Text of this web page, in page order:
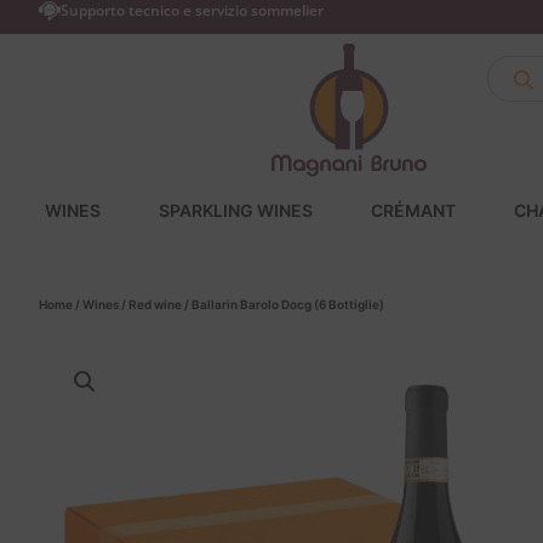
Supporto tecnico e servizio sommelier
WINES SPARKLING WINES CRÉMANT
Home / Wines / Red wine / Ballarin Barolo Docg (6 Bottiglie)